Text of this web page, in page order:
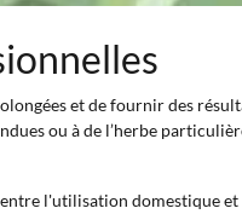
et de fournir des
ou à de l’herbe
l'utilisation domestique